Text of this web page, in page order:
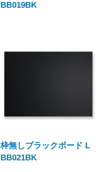
BB019BK
枠無しブラックボード L
BB021BK